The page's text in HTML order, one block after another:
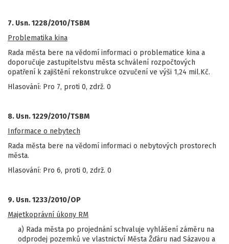
7. Usn. 1228/2010/TSBM
Problematika kina
Rada města bere na vědomí informaci o problematice kina a
doporučuje zastupitelstvu města schválení rozpočtových
opatření k zajištění rekonstrukce ozvučení ve výši 1,24 mil.Kč.
Hlasování: Pro 7, proti 0, zdrž. 0
8. Usn. 1229/2010/TSBM
Informace o nebytech
Rada města bere na vědomí informaci o nebytových prostorech
města.
Hlasování: Pro 6, proti 0, zdrž. 0
9. Usn. 1233/2010/OP
Majetkoprávní úkony RM
a) Rada města po projednání schvaluje vyhlášení záměru na
odprodej pozemků ve vlastnictví Města Žďáru nad Sázavou a